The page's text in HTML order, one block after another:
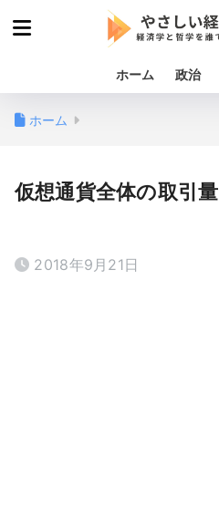
ホーム 政治
ホーム
仮想通貨全体の取引量
2018年9月21日